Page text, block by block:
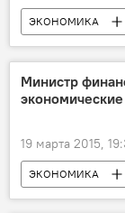
ЭКОНОМИКА
Министр
19 марта 2015,
ЭКОНОМИКА